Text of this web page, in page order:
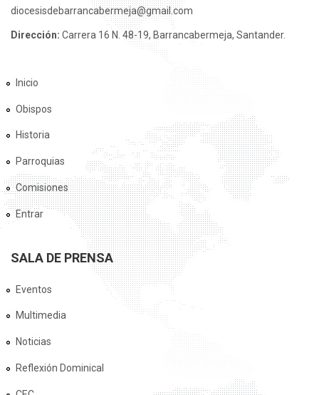
diocesisdebarrancabermeja@gmail.com
Dirección: Carrera 16 N. 48-19, Barrancabermeja, Santander.
Inicio
Obispos
Historia
Parroquias
Comisiones
Entrar
SALA DE PRENSA
Eventos
Multimedia
Noticias
Reflexión Dominical